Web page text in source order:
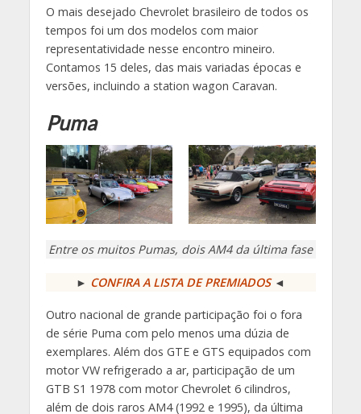
O mais desejado Chevrolet brasileiro de todos os
tempos foi um dos modelos com maior
representatividade nesse encontro mineiro.
Contamos 15 deles, das mais variadas épocas e
versões, incluindo a station wagon Caravan.
Puma
Entre os muitos Pumas, dois AM4 da última fase
► CONFIRA A LISTA DE PREMIADOS ◄
Outro nacional de grande participação foi o fora
de série Puma com pelo menos uma dúzia de
exemplares. Além dos GTE e GTS equipados com
motor VW refrigerado a ar, participação de um
GTB S1 1978 com motor Chevrolet 6 cilindros,
além de dois raros AM4 (1992 e 1995), da última